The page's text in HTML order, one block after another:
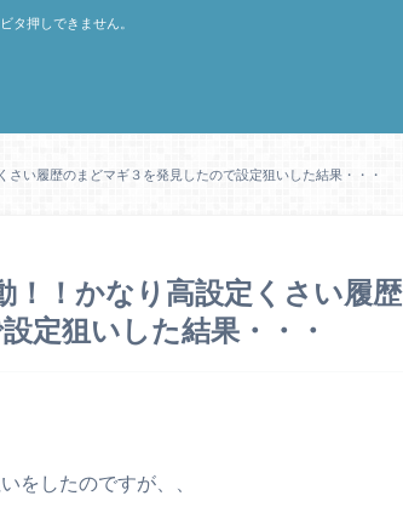
タ押しできません。
さい履歴のまどマギ３を発見したので設定狙いした結果・・・
！！かなり高設定くさい履歴
定狙いした結果・・・
をしたのですが、、